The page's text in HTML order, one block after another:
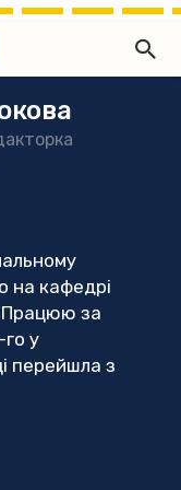
на кафедрі
Працюю за
го у
перейшла з
медіа